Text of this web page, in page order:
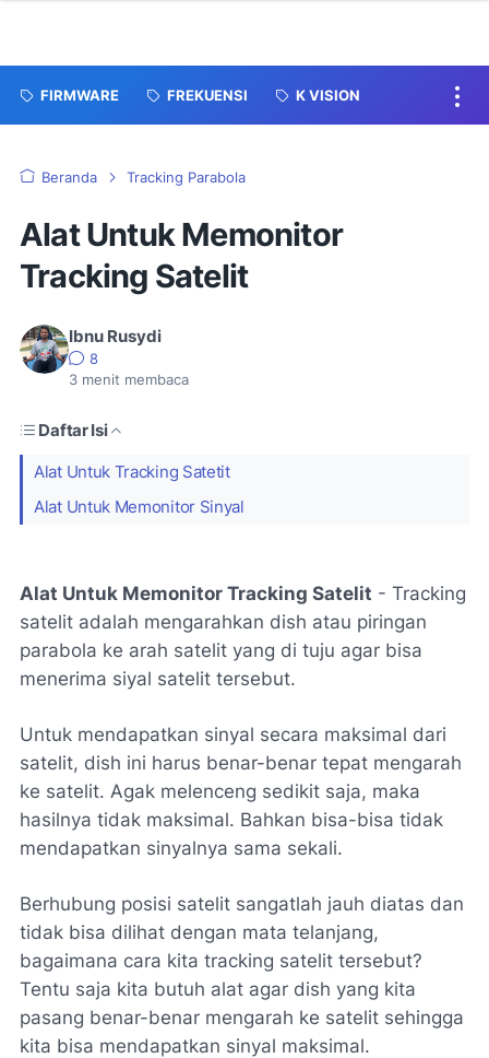
FIRMWARE FREKUENSI K VISION
Beranda Tracking Parabola
Alat Untuk Memonitor
Tracking Satelit
Ibnu Rusydi
8
3 menit membaca
Daftar Isi
Alat Untuk Tracking Satetit
Alat Untuk Memonitor Sinyal
Alat Untuk Memonitor Tracking Satelit - Tracking
satelit adalah mengarahkan dish atau piringan
parabola ke arah satelit yang di tuju agar bisa
menerima siyal satelit tersebut.
Untuk mendapatkan sinyal secara maksimal dari
satelit, dish ini harus benar-benar tepat mengarah
ke satelit. Agak melenceng sedikit saja, maka
hasilnya tidak maksimal. Bahkan bisa-bisa tidak
mendapatkan sinyalnya sama sekali.
Berhubung posisi satelit sangatlah jauh diatas dan
tidak bisa dilihat dengan mata telanjang,
bagaimana cara kita tracking satelit tersebut?
Tentu saja kita butuh alat agar dish yang kita
pasang benar-benar mengarah ke satelit sehingga
kita bisa mendapatkan sinyal maksimal.